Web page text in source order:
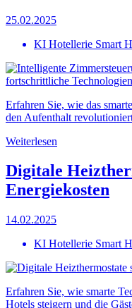
25.02.2025
KI Hotellerie Smart
Erfahren Sie, wie das
den Aufenthalt
Weiterlesen
Digitale
Energiekosten
14.02.2025
KI Hotellerie Smart
Erfahren Sie, wie smarte
Hotels steigern und die